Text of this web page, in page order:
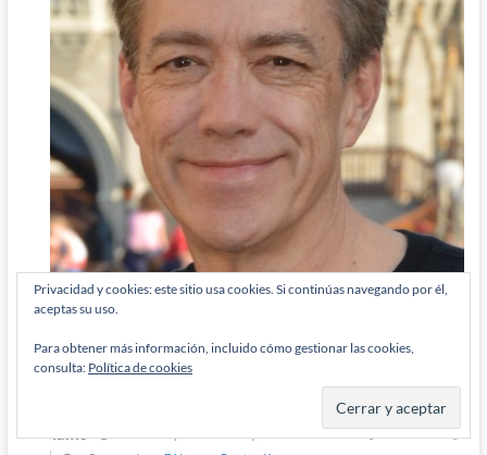
Y no se a qué tanto odio, ni que fuera Tom DeFalco…
0 Responder
Tanis 5 años han pasado desde que se escribió esto
Privacidad y cookies: este sitio usa cookies. Si continúas navegando por él,
aceptas su uso.
Para obtener más información, incluido cómo gestionar las cookies,
consulta: Política de cookies